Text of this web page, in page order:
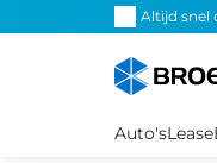
Altijd snel
Auto'sLease